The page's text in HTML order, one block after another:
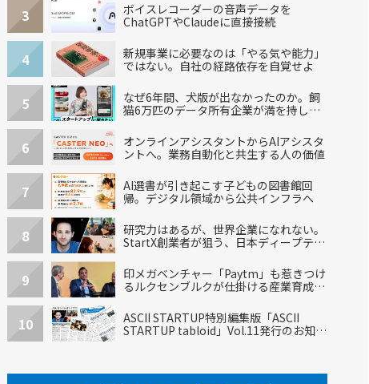
3
ボイスレコーダーの音声データを
ChatGPTやClaudeに直接接続
4
新規事業に必要なのは「やる気や能力」
ではない。自社の経路依存を自覚せよ
5
なぜ6年間、犬版が出なかったのか。飼
猫6万匹のデータ所有企業が満を持して
6
オンラインアシスタントからAIアシスタ
ントへ。業務自動化と共生する人の価値
7
AI選書が引き起こす子どもの図書館回
帰。デジタル領域から公共インフラへ
8
研究力はあるが、世界企業になれない。
StartX創業者が狙う、日本ディープテッ
9
印メガベンチャー「Paytm」も惹きつけ
るルクセンブルクが仕掛ける産業育成エ
10
ASCII STARTUP特別編集版「ASCII
STARTUP tabloid」Vol.11発行のお知ら